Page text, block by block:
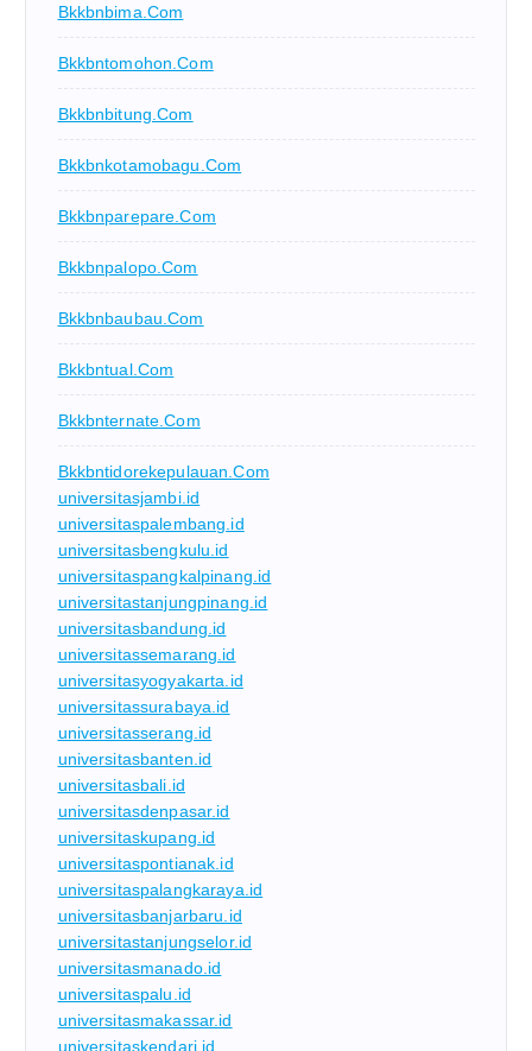
Bkkbnbima.com
Bkkbntomohon.com
Bkkbnbitung.com
Bkkbnkotamobagu.com
Bkkbnparepare.com
Bkkbnpalopo.com
Bkkbnbaubau.com
Bkkbntual.com
Bkkbnternate.com
Bkkbntidorekepulauan.com
universitasjambi.id
universitaspalembang.id
universitasbengkulu.id
universitaspangkalpinang.id
universitastanjungpinang.id
universitasbandung.id
universitassemarang.id
universitasyogyakarta.id
universitassurabaya.id
universitasserang.id
universitasbanten.id
universitasbali.id
universitasdenpasar.id
universitaskupang.id
universitaspontianak.id
universitaspalangkaraya.id
universitasbanjarbaru.id
universitastanjungselor.id
universitasmanado.id
universitaspalu.id
universitasmakassar.id
universitaskendari.id